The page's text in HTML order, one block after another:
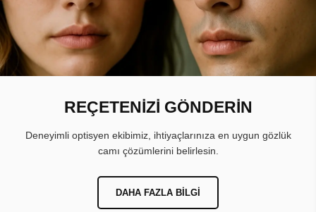
REÇETENİZİ GÖNDERİN
Deneyimli optisyen ekibimiz, ihtiyaçlarınıza en uygun gözlük
camı çözümlerini belirlesin.
DAHA FAZLA BILGI